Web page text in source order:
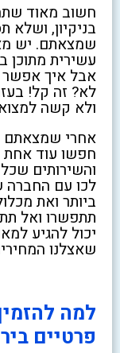
חשוב מאוד
בניקיון,
שמצאתם. יש
עשירית מתוכן
אבל איך אפשר
לא? זה קל!
ולא קשה
אחרי שמצאתם
חפשו עוד אחת
והשירותים
לכו עם החברה
ביותר ואת
תתפשרו ואל
יכול להגיע
שאצלנו
למה
פרטיים